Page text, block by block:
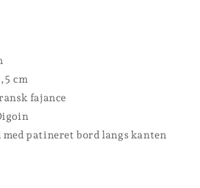
cm
fajance
med patineret bord langs kanten